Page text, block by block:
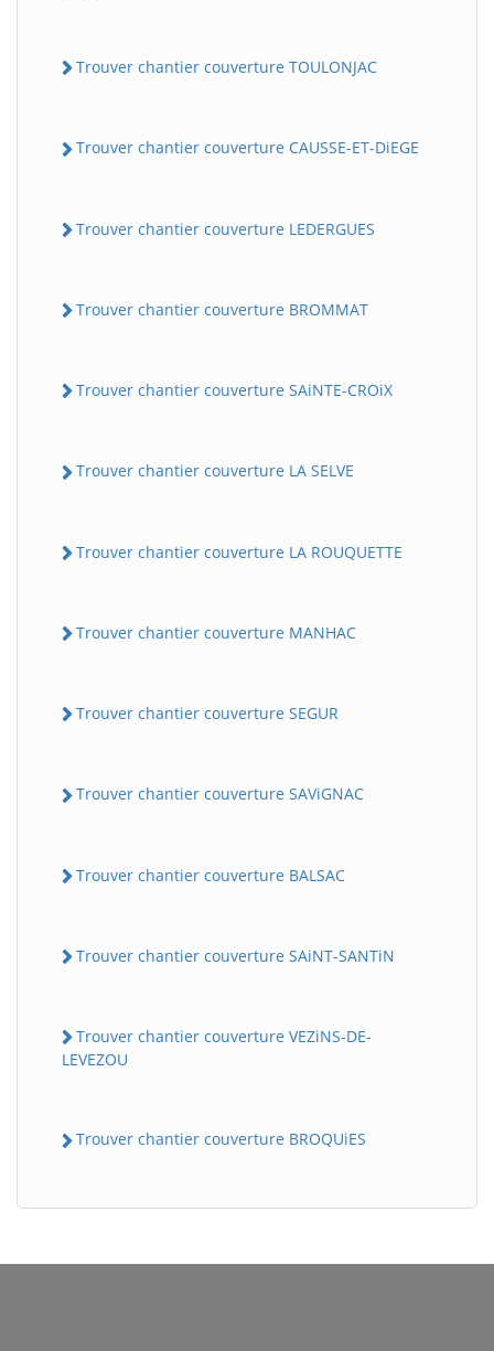
Trouver chantier couverture TOULONJAC
Trouver chantier couverture CAUSSE-ET-DiEGE
Trouver chantier couverture LEDERGUES
Trouver chantier couverture BROMMAT
Trouver chantier couverture SAiNTE-CROiX
Trouver chantier couverture LA SELVE
Trouver chantier couverture LA ROUQUETTE
Trouver chantier couverture MANHAC
Trouver chantier couverture SEGUR
Trouver chantier couverture SAViGNAC
Trouver chantier couverture BALSAC
Trouver chantier couverture SAiNT-SANTiN
Trouver chantier couverture VEZiNS-DE-
LEVEZOU
Trouver chantier couverture BROQUiES
BatiWebPro